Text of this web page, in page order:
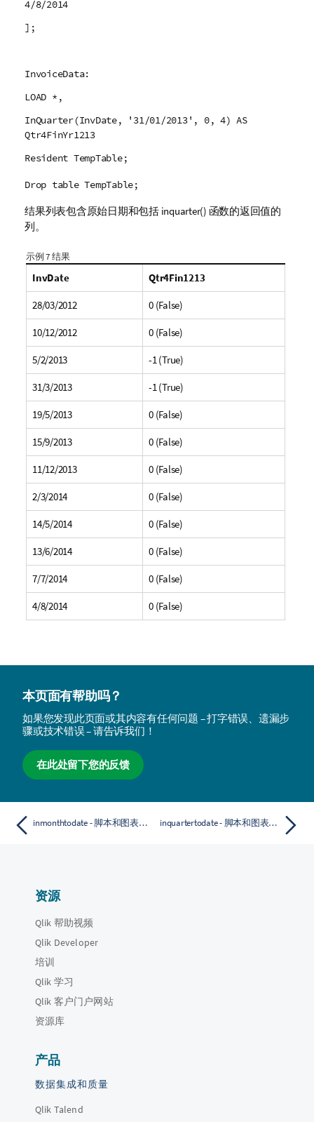
4/8/2014
];
InvoiceData:
LOAD *,
InQuarter(InvDate, '31/01/2013', 0, 4) AS
Qtr4FinYr1213
Resident TempTable;
Drop table TempTable;
结果列表包含原始日期和包括 inquarter() 函数的返回值的
列。
示例 7 结果
InvDate Qtr4Fin1213
28/03/2012 0 (False)
10/12/2012 0 (False)
5/2/2013 -1 (True)
31/3/2013 -1 (True)
19/5/2013 0 (False)
15/9/2013 0 (False)
11/12/2013 0 (False)
2/3/2014 0 (False)
14/5/2014 0 (False)
13/6/2014 0 (False)
7/7/2014 0 (False)
4/8/2014 0 (False)
本页面有帮助吗？
如果您发现此页面或其内容有任何问题 – 打字错误、遗漏步
骤或技术错误 – 请告诉我们！
在此处留下您的反馈
inmonthtodate - 脚本和图表函数 inquartertodate - 脚本和图表函数
资源
Qlik 帮助视频
Qlik Developer
培训
Qlik 学习
Qlik 客户门户网站
资源库
产品
数据集成和质量
Qlik Talend